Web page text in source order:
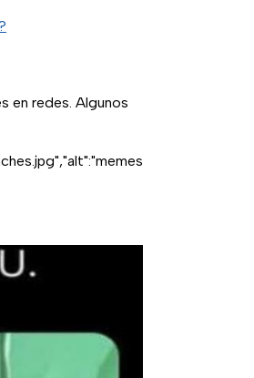
en redes. Algunos